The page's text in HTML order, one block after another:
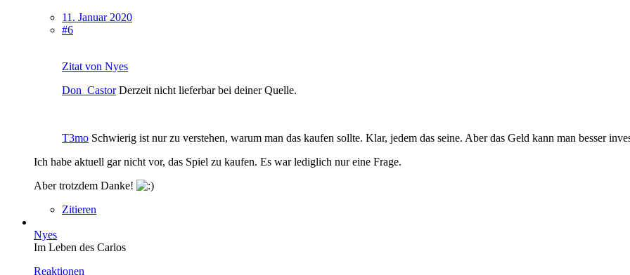
11. Januar 2020
#6
Zitat von Nyes
Don_CastorDerzeit nicht lieferbar bei deiner Quelle.
T3mo Schwierig ist nur zu verstehen, warum man das kaufen sollte. Klar, jedem das seine. Aber das Geld kann man besser
Ich habe aktuell gar nicht vor, das Spiel zu kaufen. Es war lediglich nur eine Frage.
Aber trotzdem Danke!
Zitieren
Nyes
Im Leben des Carlos
Reaktionen